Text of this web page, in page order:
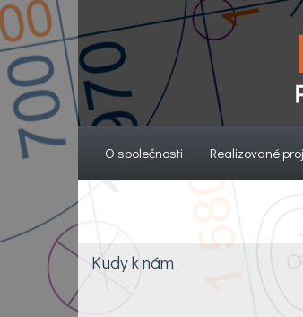
O společnosti (current)Realizované
Kudy k nám